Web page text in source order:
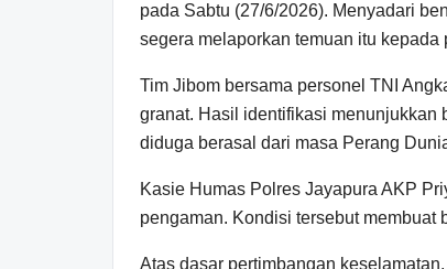
pada Sabtu (27/6/2026). Menyadari
segera melaporkan temuan itu kepada
Tim Jibom bersama personel TNI
granat. Hasil identifikasi menunjukkan
diduga berasal dari masa Perang
Kasie Humas Polres Jayapura AKP
pengaman. Kondisi tersebut
Atas dasar pertimbangan